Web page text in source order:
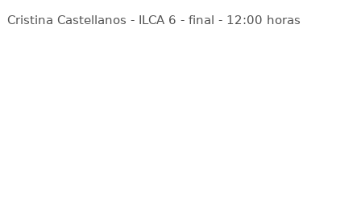
Cristina Castellanos - ILCA 6 - final - 12:00 horas